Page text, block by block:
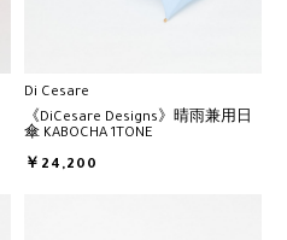
Di Cesare
《DiCesare Designs》晴雨兼用日
傘 KABOCHA 1TONE
￥24,200